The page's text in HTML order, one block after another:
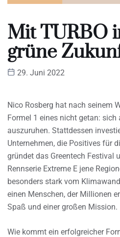
Mit TURBO
grüne
29. Juni 2022
Nico Rosberg hat nach seinem
Formel 1 eines nicht getan: sich
auszuruhen. Stattdessen
Unternehmen, die Positives für
gründet das Greentech Festival
Rennserie Extreme E jene
besonders stark vom
einen Menschen, der Millionen
Spaß und einer großen Mission.
Wie kommt ein erfolgreicher